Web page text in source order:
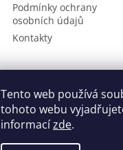
Tento web používá
tohoto webu
informacízde.
Podmínky ochrany
osobních údajů
Kontakty